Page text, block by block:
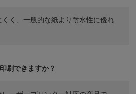
く、一般的な紙より耐水性に優れ
刷できますか？